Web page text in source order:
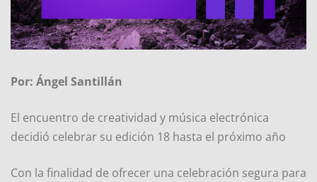
Por: Ángel Santillán
El encuentro de creatividad y música electrónica
decidió celebrar su edición 18 hasta el próximo año
Con la finalidad de ofrecer una celebración segura para